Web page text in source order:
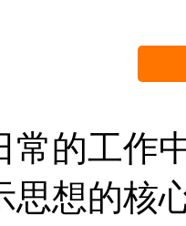
常的工作
思想的核